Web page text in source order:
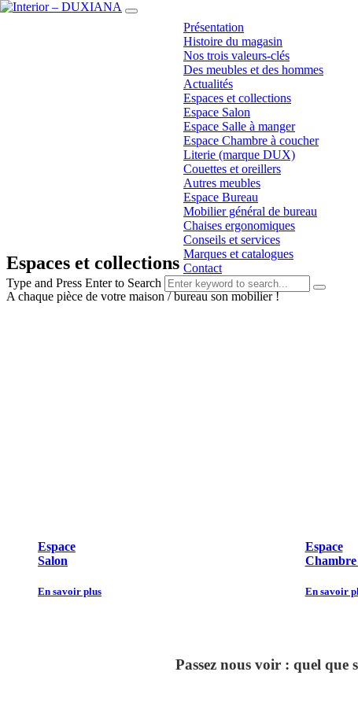
Présentation
Histoire du magasin
Nos trois valeurs-clés
Des meubles et des hommes
Actualités
Espaces et collections
Espace Salon
Espace Salle à manger
Espace Chambre à coucher
Literie (marque DUX)
Couettes et oreillers
Autres meubles
Espace Bureau
Mobilier général de bureau
Chaises ergonomiques
Conseils et services
Marques et catalogues
Contact
Type and Press Enter to Search
Espaces et collections
A chaque pièce de votre maison / bureau son mobilier !
Espace
Salon
En savoir plus
Espace
Chambre
En savoir
Passez nous voir : quel que